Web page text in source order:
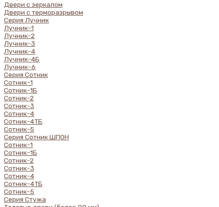
Двери с зеркалом
Двери с терморазрывом
Серия Лучник
Лучник-1
Лучник-2
Лучник-3
Лучник-4
Лучник-4Б
Лучник-6
Серия Сотник
Сотник-1
Сотник-1Б
Сотник-2
Сотник-3
Сотник-4
Сотник-4ТБ
Сотник-5
Серия Сотник ШПОН
Сотник-1
Сотник-1Б
Сотник-2
Сотник-3
Сотник-4
Сотник-4ТБ
Сотник-5
Серия Стужа